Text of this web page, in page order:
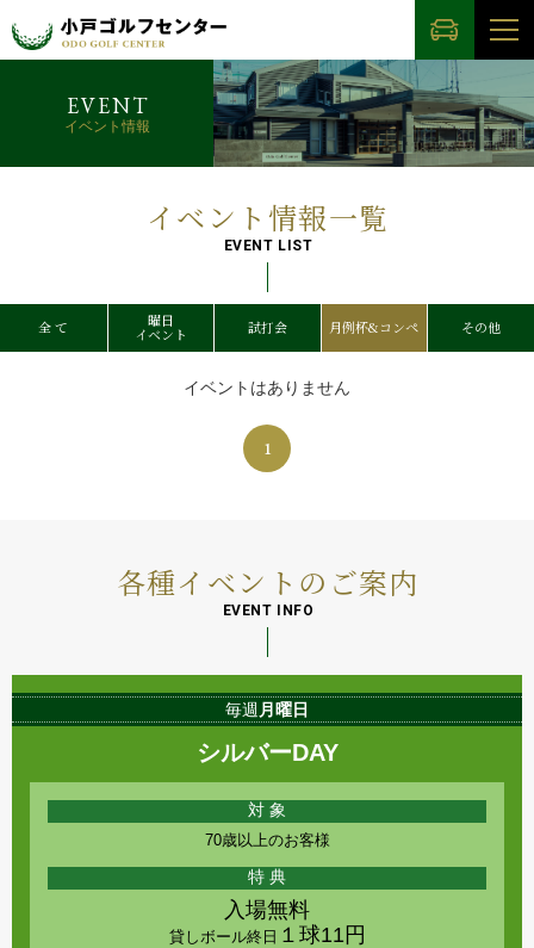
EVENT
イベント情報
イベント情報一覧
EVENT LIST
全 て 曜日
イベント 試打会 月例杯&コンペ その他
イベントはありません
1
各種イベントのご案内
EVENT INFO
毎週 月曜日
シルバーDAY
対 象
70歳以上のお客様
特 典
入場無料
貸しボール終日 １球11円